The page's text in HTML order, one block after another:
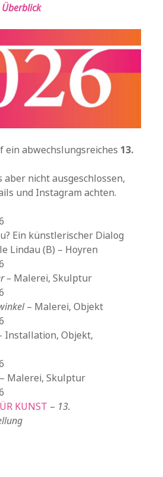
ein abwechslungsreiches 13.
aber nicht ausgeschlossen,
und Instagram achten.
Ein künstlerischer Dialog
Lindau (B) – Hoyren
– Malerei, Skulptur
– Malerei, Objekt
Installation, Objekt,
– Malerei, Skulptur
KUNST – 13.